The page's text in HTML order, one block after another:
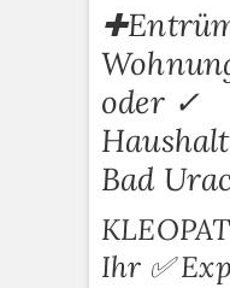
oder ✓
Bad
Ihr ✅